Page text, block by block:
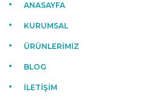
ANASAYFA
KURUMSAL
ÜRÜNLERİMİZ
BLOG
İLETİŞİM